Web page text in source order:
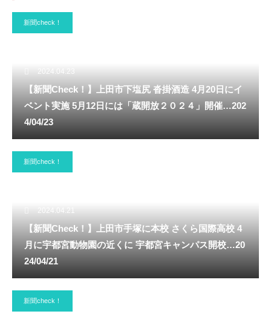
新聞check！
2024.04.23
【新聞Check！】上田市下塩尻 沓掛酒造 4月20日にイ
ベント実施 5月12日には「蔵開放２０２４」開催…202
4/04/23
新聞check！
2024.04.21
【新聞Check！】上田市手塚に本校 さくら国際高校 4
月に宇都宮動物園の近くに 宇都宮キャンパス開校…20
24/04/21
新聞check！